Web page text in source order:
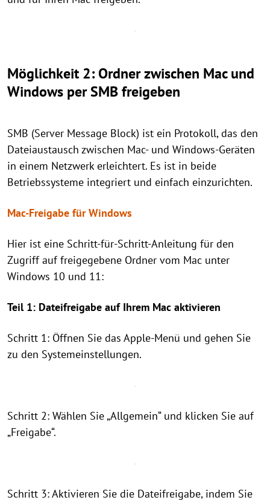
Möglichkeit 2: Ordner zwischen Mac und
Windows per SMB freigeben
SMB (Server Message Block) ist ein Protokoll, das den
Dateiaustausch zwischen Mac- und Windows-Geräten
in einem Netzwerk erleichtert. Es ist in beide
Betriebssysteme integriert und einfach einzurichten.
Mac-Freigabe für Windows
Hier ist eine Schritt-für-Schritt-Anleitung für den
Zugriff auf freigegebene Ordner vom Mac unter
Windows 10 und 11:
Teil 1: Dateifreigabe auf Ihrem Mac aktivieren
Schritt 1: Öffnen Sie das Apple-Menü und gehen Sie
zu den Systemeinstellungen.
Schritt 2: Wählen Sie „Allgemein“ und klicken Sie auf
„Freigabe“.
Schritt 3: Aktivieren Sie die Dateifreigabe, indem Sie